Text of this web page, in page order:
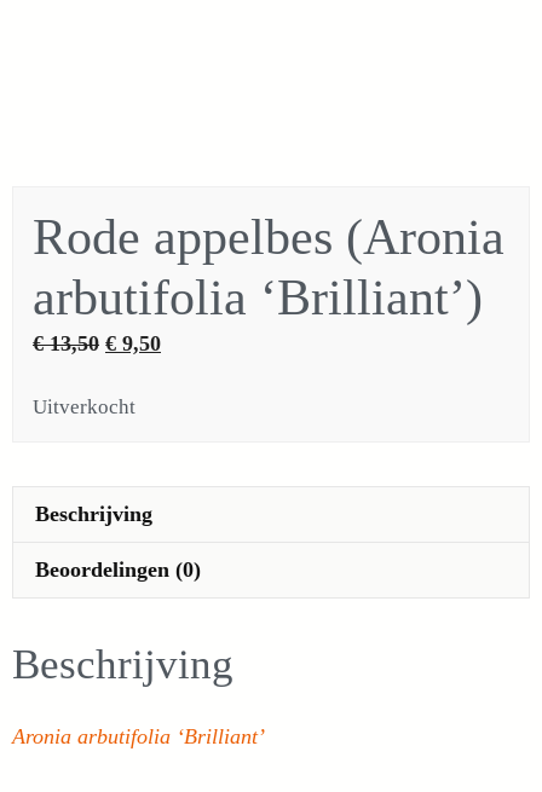
Rode appelbes (Aronia
arbutifolia ‘Brilliant’)
€13,50 Oorspronkelijke
was:
€ 9,50Huidige
Uitverkocht
Beschrijving
Beoordelingen (0)
Beschrijving
Aronia arbutifolia ‘Brilliant’